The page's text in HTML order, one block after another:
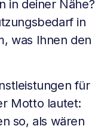
in deiner Nähe?
in
was Ihnen den
für
Motto lautet:
so, als wären